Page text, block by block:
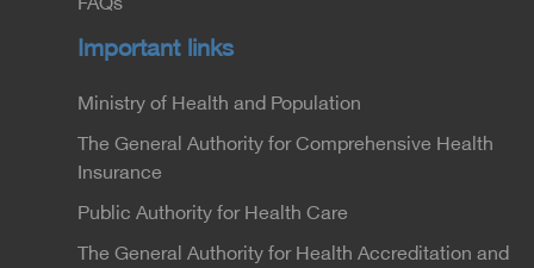
FAQs
Important links
Ministry of Health and Population
The General Authority for Comprehensive Health
Insurance
Public Authority for Health Care
The General Authority for Health Accreditation and